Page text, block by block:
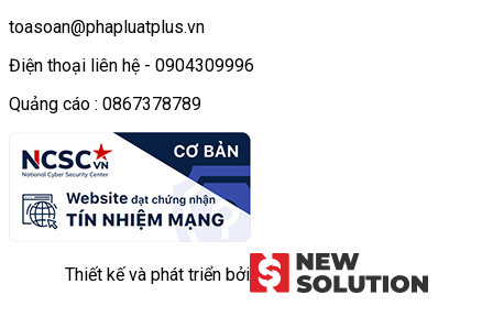
toasoan@phapluatplus.vn
Điện thoại liên hệ - 0904309996
Quảng cáo : 0867378789
Thiết kế và phát triển bởi